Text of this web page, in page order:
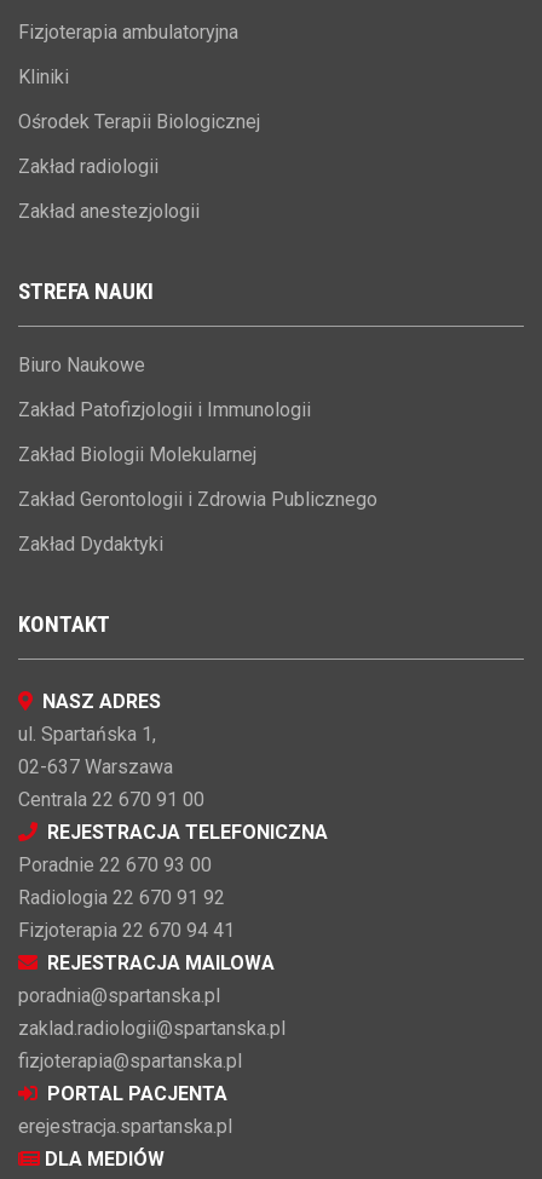
Fizjoterapia ambulatoryjna
Kliniki
Ośrodek Terapii Biologicznej
Zakład radiologii
Zakład anestezjologii
STREFA NAUKI
Biuro Naukowe
Zakład Patofizjologii i Immunologii
Zakład Biologii Molekularnej
Zakład Gerontologii i Zdrowia Publicznego
Zakład Dydaktyki
KONTAKT
NASZ ADRES
ul. Spartańska 1,
02-637 Warszawa
Centrala 22 670 91 00
REJESTRACJA TELEFONICZNA
Poradnie 22 670 93 00
Radiologia 22 670 91 92
Fizjoterapia 22 670 94 41
REJESTRACJA MAILOWA
poradnia@spartanska.pl
zaklad.radiologii@spartanska.pl
fizjoterapia@spartanska.pl
PORTAL PACJENTA
erejestracja.spartanska.pl
DLA MEDIÓW